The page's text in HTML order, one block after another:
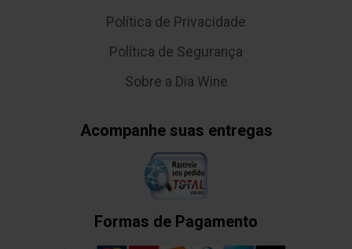
Política de Privacidade
Política de Segurança
Sobre a Dia Wine
Acompanhe suas entregas
Formas de Pagamento